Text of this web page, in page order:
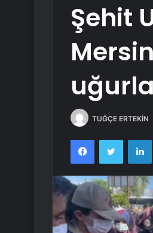
Şehit
TUĞÇE ERTEKİN
FacebookTwitter